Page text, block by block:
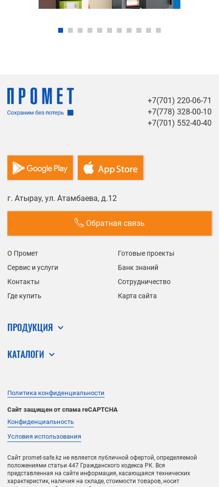
+7(701) 220-06-71
+7(778) 328-00-10
+7(701) 552-40-40
г. Атырау, ул. Атамбаева, д.12
Обратная связь
О Промет
Готовые проекты
Сервис и услуги
Банк знаний
Контакты
Сотрудничество
Где купить
Карта сайта
ПРОДУКЦИЯ
КАТАЛОГИ
Политика конфиденциальности
Сайт защищен от спама reCAPTCHA
Конфиденциальность
Условия использования
Сайт promet-safe.kz не является публичной офертой, определяемой
положениями статьи 447 Гражданского кодекса РК. Вся
представленная на сайте информация, касающаяся технических
характеристик, наличия на складе, стоимости товаров, носит